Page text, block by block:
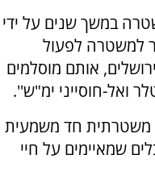
במשך שנים על ידי
למשטרה לפעול
אותם מוסלמים
ואל-חוסייני ימ"ש''.
משטרתית חד משמעית
שמאיימים על חיי